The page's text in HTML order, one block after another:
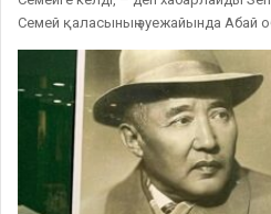
Семей қаласының әуежайында Абай